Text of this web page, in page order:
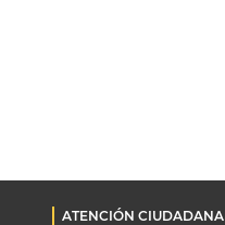
ATENCIÓN CIUDADANA